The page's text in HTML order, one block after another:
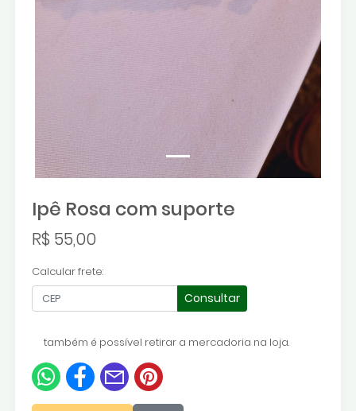
Ipê Rosa com suporte
R$ 55,00
Calcular frete:
Consultar
também é possível retirar a mercadoria na loja.